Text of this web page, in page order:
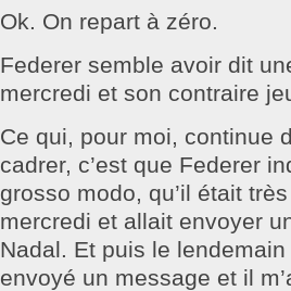
Ok. On repart à zéro.
Federer semble avoir dit
mercredi et son contraire
Ce qui, pour moi, continue
cadrer, c’est que Federer
grosso modo, qu’il était
mercredi et allait envoyer
Nadal. Et puis le
envoyé un message et il